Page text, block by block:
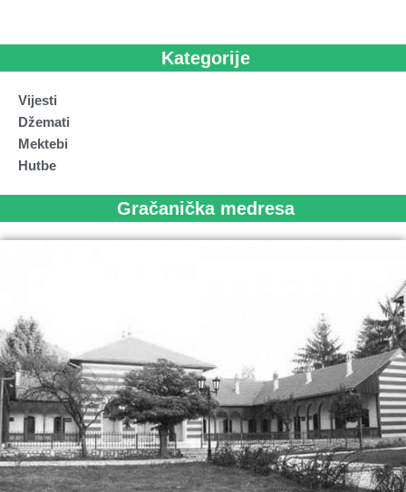
Kategorije
Vijesti
Džemati
Mektebi
Hutbe
Gračanička medresa